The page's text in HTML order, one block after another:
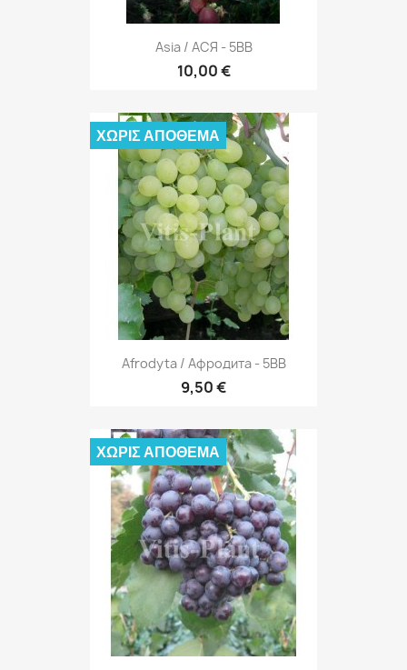
Asia / АСЯ - 5BB
10,00 €
Afrodyta / Афродита - 5BB
9,50 €
ΧΩΡΊΣ ΑΠΌΘΕΜΑ
ΧΩΡΊΣ ΑΠΌΘΕΜΑ